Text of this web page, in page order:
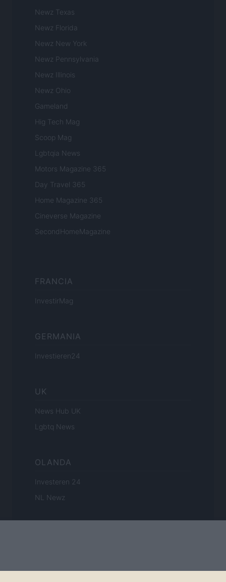
Newz Texas
Newz Florida
Newz New York
Newz Pennsylvania
Newz Illinois
Newz Ohio
Gameland
Hig Tech Mag
Scoop Mag
Lgbtqia News
Motors Magazine 365
Day Travel 365
Home Magazine 365
Cineverse Magazine
SecondHomeMagazine
FRANCIA
InvestirMag
GERMANIA
Investieren24
UK
News Hub UK
Lgbtq News
OLANDA
Investeren 24
NL Newz